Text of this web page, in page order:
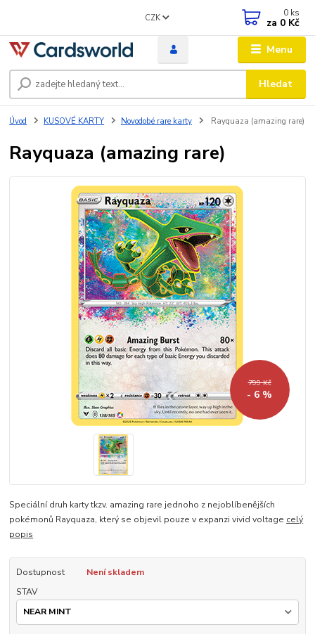
Menu
CZK
Hledat
0 ks
za 0 Kč
Úvod KUSOVÉ KARTY Novodobé rare karty Rayquaza (amazing rare)
Rayquaza (amazing rare)
799 Kč
- 6 %
Speciální druh karty tkzv. amazing rare jednoho z nejoblíbenějších
pokémonů Rayquaza, který se objevil pouze v expanzi vivid voltage celý
popis
Dostupnost
Není skladem
STAV